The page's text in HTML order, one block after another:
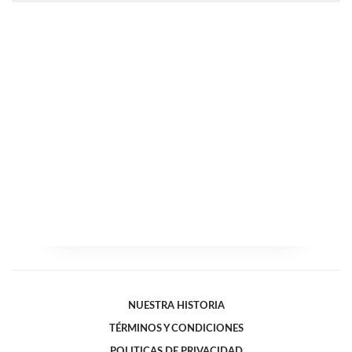
NUESTRA HISTORIA
TÉRMINOS Y CONDICIONES